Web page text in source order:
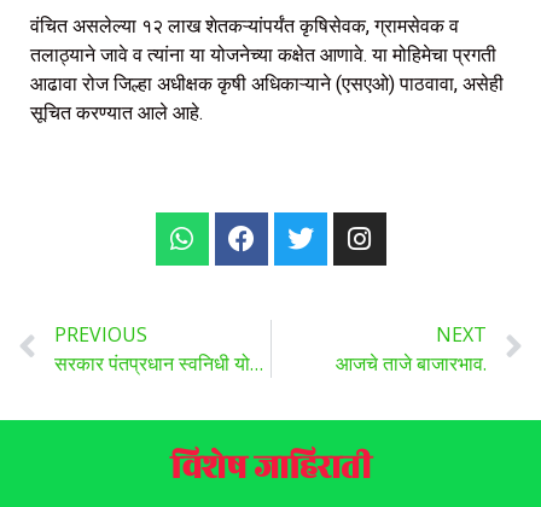
वंचित असलेल्या १२ लाख शेतकऱ्यांपर्यंत कृषिसेवक, ग्रामसेवक व
तलाठ्याने जावे व त्यांना या योजनेच्या कक्षेत आणावे. या मोहिमेचा प्रगती
आढावा रोज जिल्हा अधीक्षक कृषी अधिकाऱ्याने (एसएओ) पाठवावा, असेही
सूचित करण्यात आले आहे.
PREVIOUS
सरकार पंतप्रधान स्वनिधी योजने अंतर्गत देत आहे, 10 हजार ते ५० हजारांपर्यंत चे विनातारण कर्ज, असा घ्या लाभ …
NEXT
आजचे ताजे बाजारभाव.
विशेष जाहिराती